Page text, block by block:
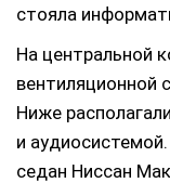
стояла
На центральной
вентиляционной
Ниже
и
седан Ниссан